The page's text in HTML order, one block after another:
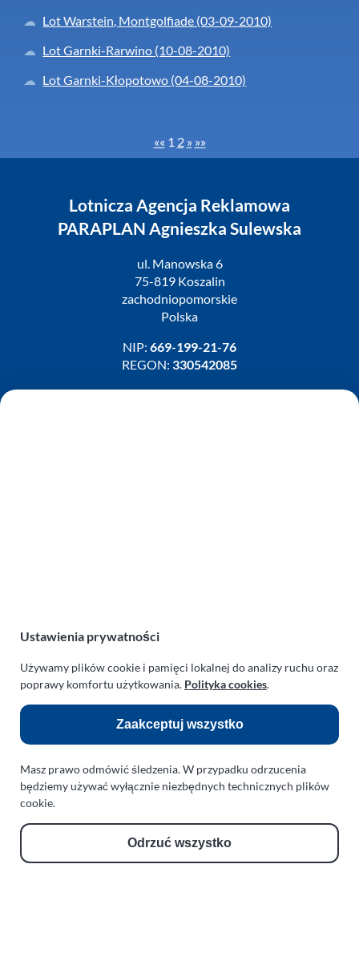
Lot Warstein, Montgolfiade (03-09-2010)
Lot Garnki-Rarwino (10-08-2010)
Lot Garnki-Kłopotowo (04-08-2010)
«« 1 2 » »»
Lotnicza Agencja Reklamowa
PARAPLAN Agnieszka Sulewska
ul. Manowska 6
75-819 Koszalin
zachodniopomorskie
Polska
NIP: 669-199-21-76
REGON: 330542085
e-mail:paraplan@paraplan.com.pl
turboklinika.com.pl
Odnośniki:
Flight Operations Consulting
Motopark Koszalin
Farma Agroturystyczna
Rodzina Wolarków
Ustawienia prywatności
Używamy plików cookie i pamięci lokalnej do analizy ruchu oraz
poprawy komfortu użytkowania. Polityka cookies.
Zaakceptuj wszystko
Masz prawo odmówić śledzenia. W przypadku odrzucenia
będziemy używać wyłącznie niezbędnych technicznych plików
cookie.
Odrzuć wszystko